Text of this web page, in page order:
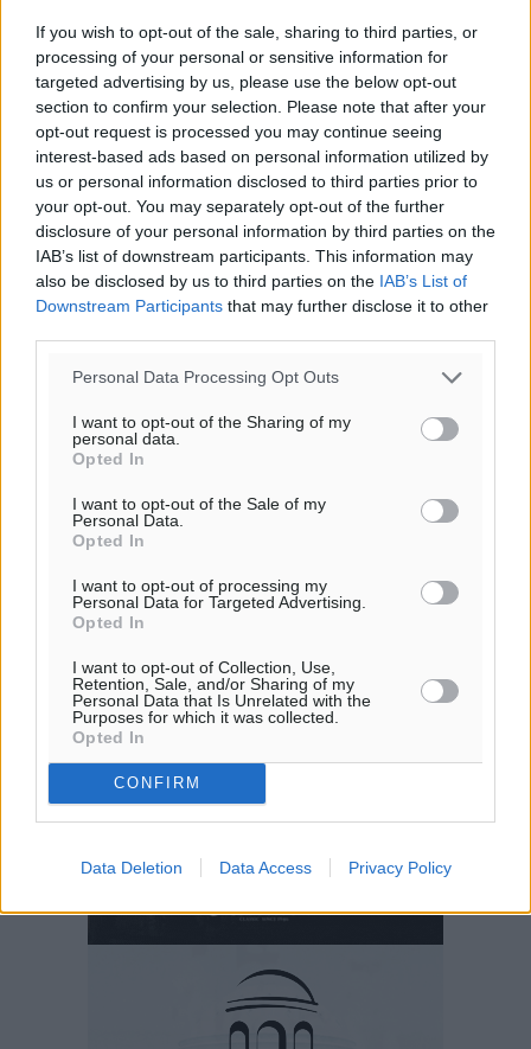
If you wish to opt-out of the sale, sharing to third parties, or
processing of your personal or sensitive information for
targeted advertising by us, please use the below opt-out
section to confirm your selection. Please note that after your
opt-out request is processed you may continue seeing
interest-based ads based on personal information utilized by
us or personal information disclosed to third parties prior to
your opt-out. You may separately opt-out of the further
disclosure of your personal information by third parties on the
IAB’s list of downstream participants. This information may
also be disclosed by us to third parties on the IAB’s List of
Downstream Participants that may further disclose it to other
Personal Data Processing Opt Outs
I want to opt-out of the Sharing of my
personal data.
Opted In
I want to opt-out of the Sale of my
Personal Data.
Opted In
I want to opt-out of processing my
Personal Data for Targeted Advertising.
Opted In
I want to opt-out of Collection, Use,
Retention, Sale, and/or Sharing of my
Personal Data that Is Unrelated with the
Purposes for which it was collected.
Opted In
CONFIRM
Data Deletion Data Access Privacy Policy
27 °/27°
06:18
20:07
πρόγνωση:
31°
ΣΑ
29
ΚΥ
29°
ΔΕ
30°
ΤΡ